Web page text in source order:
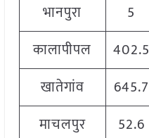
भानपुरा
5
कालापीपल
402.5
खातेगांव
645.7
माचलपुर
52.6